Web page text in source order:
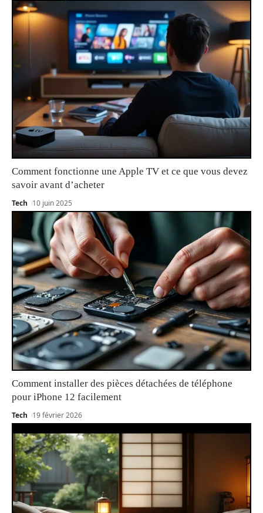
Comment fonctionne une Apple TV et ce que vous devez
savoir avant d’acheter
Tech 10 juin 2025
Comment installer des pièces détachées de téléphone
pour iPhone 12 facilement
Tech 19 février 2026